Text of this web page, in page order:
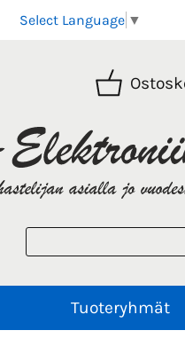
Select Language ▼
Tuoteryhmät